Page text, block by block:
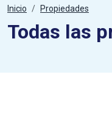
Inicio Propiedades
Todas las